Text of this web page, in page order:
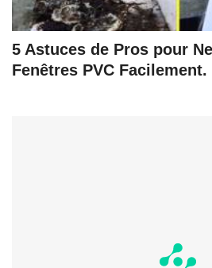
5 Astuces de Pros pour
Fenêtres PVC Facilement.